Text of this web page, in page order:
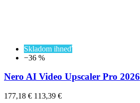
Skladom ihneď
−36 %
Nero AI Video Upscaler Pro 2026
177,18 € 113,39 €